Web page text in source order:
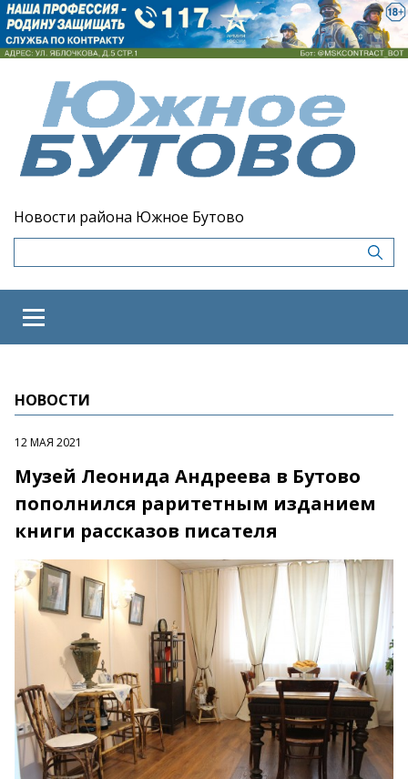
Новости района Южное Бутово
НОВОСТИ
12 МАЯ 2021
Музей Леонида Андреева в Бутово
пополнился раритетным изданием
книги рассказов писателя